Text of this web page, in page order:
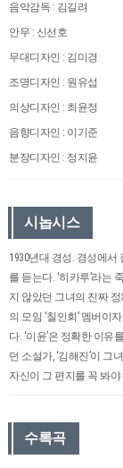
음악감독 : 김길려
안무 : 신선호
무대디자인 : 김미경
조명디자인 : 원유섭
의상디자인 : 최윤정
음향디자인 : 이기준
분장디자인 : 정지윤
시놉시스
1930년대 경성. 경성에서
를 듣는다. ‘히카루’라는
지 않았던 그녀의 진짜
의 모임 ‘칠인회’ 멤버이
다. ‘이윤’은 정확한 이유
던 소설가, ‘김해진’이 그
자신이 그 편지를 꼭 봐야
수록곡